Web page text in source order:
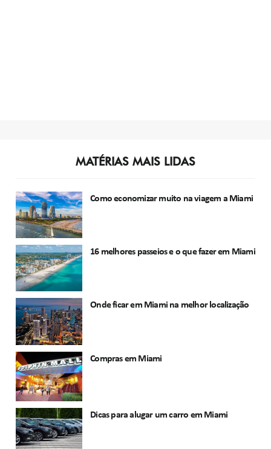
MATÉRIAS MAIS LIDAS
Como economizar muito na viagem a Miami
16 melhores passeios e o que fazer em Miami
Onde ficar em Miami na melhor localização
Compras em Miami
Dicas para alugar um carro em Miami